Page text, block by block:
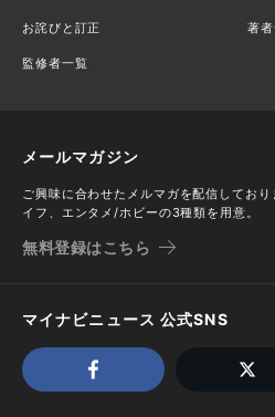
お詫びと訂正 著
監修者一覧
メールマガジン
ご興味に合わせたメルマガを配信してお
イフ、エンタメ/ホビーの3種類を用意。
無料登録はこちら
マイナビニュース 公式SNS